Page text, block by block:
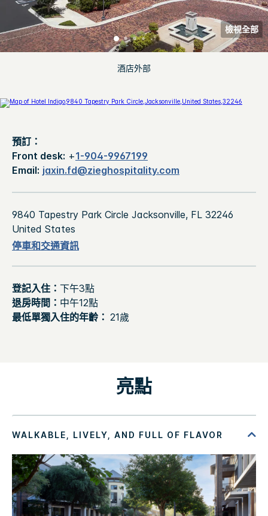
酒店外部
檢視全部
預訂：
Front desk: +1-904-9967199
Email: jaxin.fd@zieghospitality.com
9840 Tapestry Park Circle Jacksonville, FL 32246
United States
停車和交通資訊
登記入住： 下午3點
退房時間： 中午12點
最低單獨入住的年齡： 21歲
亮點